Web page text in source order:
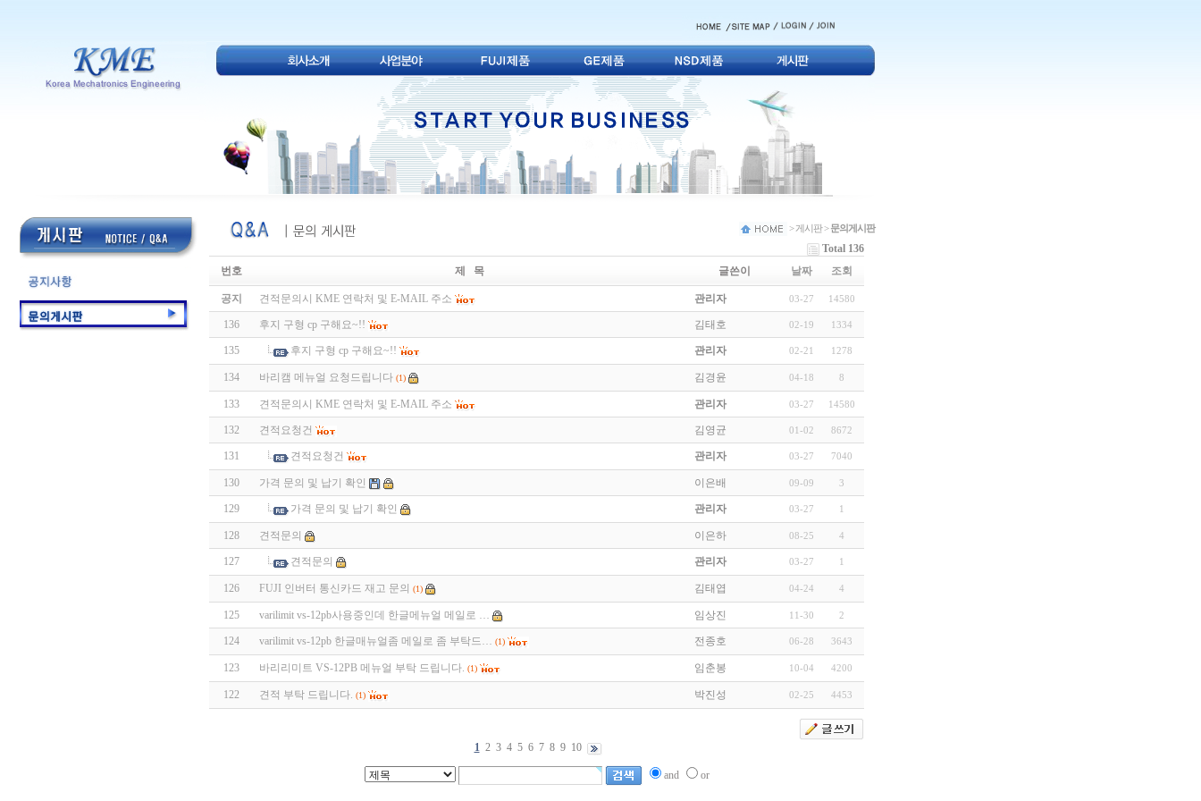
> 게시판 >문의게시판
Total 136
번호
제 목 글쓴이 날짜 조회
공지 견적문의시 KME 연락처 및 E-MAIL 주소 관리자 03-27 14580
136 후지 구형 cp 구해요~!! 김태호 02-19 1334
135 후지 구형 cp 구해요~!! 관리자 02-21 1278
134 바리캠 메뉴얼 요청드립니다 (1) 김경윤 04-18 8
133 견적문의시 KME 연락처 및 E-MAIL 주소 관리자 03-27 14580
132 견적요청건 김영균 01-02 8672
131 견적요청건 관리자 03-27 7040
130 가격 문의 및 납기 확인 이은배 09-09 3
129 가격 문의 및 납기 확인 관리자 03-27 1
128 견적문의 이은하 08-25 4
127 견적문의 관리자 03-27 1
126 FUJI 인버터 통신카드 재고 문의 (1) 김태엽 04-24 4
125 varilimit vs-12pb사용중인데 한글메뉴얼 메일로 … 임상진 11-30 2
124 varilimit vs-12pb 한글매뉴얼좀 메일로 좀 부탁드… (1) 전종호 06-28 3643
123 바리리미트 VS-12PB 메뉴얼 부탁 드립니다. (1) 임춘봉 10-04 4200
122 견적 부탁 드립니다. (1) 박진성 02-25 4453
1 2 3 4 5 6 7 8 9 10
and or